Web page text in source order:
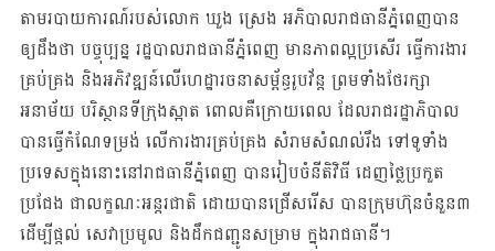
តាមរបាយការណ៍របស់លោក ឃួង ស្រេង អភិបាល​​រាជធានីភ្នំពេញបាន
ឲ្យដឹងថា បច្ចុប្បន្ន​​ រដ្ឋបាល​រាជ​ធានីភ្នំពេញ មានភាពល្អប្រសើរ ធ្វើការងារ​
គ្រប់គ្រង និង​អភិវឌ្ឍន៍​លើ​ហេដ្ឋា​រចនា​សម្ព័ន្ធ​រូបវ័ន្ដ ព្រមទាំងថែរក្សា
អនាម័យ បរិស្ថានទីក្រុងស្អាត ពោលគឺ​ក្រោយពេល ដែល​រាជ​រដ្ឋាភិ​បាល​
បានធ្វើកំណែទម្រង់ លើការងារគ្រប់គ្រង សំរាមសំណល់រឹង ទៅទូទាំង​
ប្រទេសក្នុង​នោះ​នៅ​រាជ​ធានីភ្នំពេញ បាន​រៀបចំនីតិវិធី ដេញថ្លៃប្រកួត
ប្រជែង ជាលក្ខណៈ​អន្តរ​ជាតិ ដោយ​បាន​​ជ្រើស​រើស បានក្រុមហ៊ុនចំនួន៣
ដើម្បីផ្ដល់ សេវាប្រមូល និងដឹកជញ្ជូនសម្រាម ក្នុងរាជធានី​។